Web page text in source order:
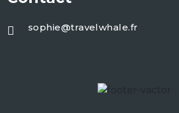
sophie@travelwhale.fr